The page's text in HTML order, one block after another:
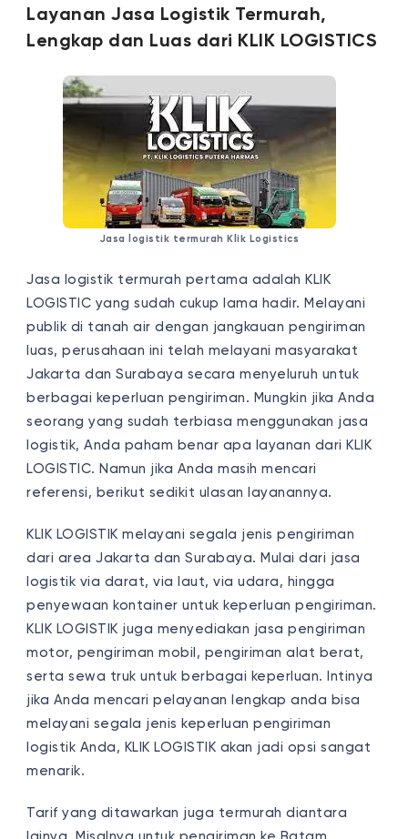
Layanan Jasa Logistik Termurah,
Lengkap dan Luas dari KLIK LOGISTICS
Jasa logistik termurah Klik Logistics
Jasa logistik termurah pertama adalah KLIK
LOGISTIC yang sudah cukup lama hadir. Melayani
publik di tanah air dengan jangkauan pengiriman
luas, perusahaan ini telah melayani masyarakat
Jakarta dan Surabaya secara menyeluruh untuk
berbagai keperluan pengiriman. Mungkin jika Anda
seorang yang sudah terbiasa menggunakan jasa
logistik, Anda paham benar apa layanan dari KLIK
LOGISTIC. Namun jika Anda masih mencari
referensi, berikut sedikit ulasan layanannya.
KLIK LOGISTIK melayani segala jenis pengiriman
dari area Jakarta dan Surabaya. Mulai dari jasa
logistik via darat, via laut, via udara, hingga
penyewaan kontainer untuk keperluan pengiriman.
KLIK LOGISTIK juga menyediakan jasa pengiriman
motor, pengiriman mobil, pengiriman alat berat,
serta sewa truk untuk berbagai keperluan. Intinya
jika Anda mencari pelayanan lengkap anda bisa
melayani segala jenis keperluan pengiriman
logistik Anda, KLIK LOGISTIK akan jadi opsi sangat
menarik.
Tarif yang ditawarkan juga termurah diantara